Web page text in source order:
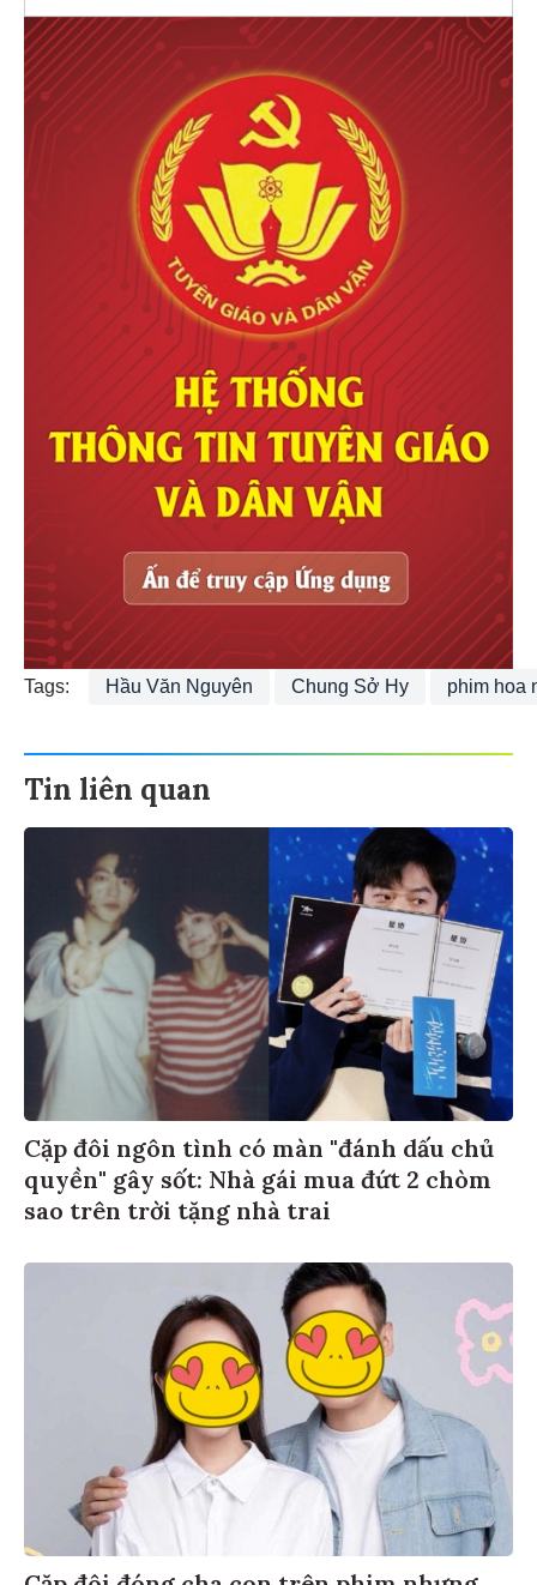
Tags: Hầu Văn Nguyên Chung Sở Hy phim hoa
Tin liên quan
Cặp đôi ngôn tình có màn "đánh dấu chủ
quyền" gây sốt: Nhà gái mua đứt 2 chòm
sao trên trời tặng nhà trai